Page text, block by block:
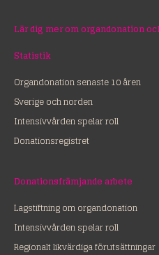
Lär dig mer om organdonation
Statistik
Organdonation senaste 10 åren
Sverige och norden
Intensivvården spelar roll
Donationsregistret
Donationsfrämjande arbete
Lagstiftning om organdonation
Intensivvården spelar roll
Regionalt likvärdiga förutsättningar